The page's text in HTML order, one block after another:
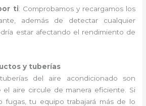
ti: Comprobamos y recargamos los
además de detectar cualquier
estar afectando el rendimiento de
y tuberías
del aire acondicionado son
el aire circule de manera eficiente. Si
fugas, tu equipo trabajará más de lo